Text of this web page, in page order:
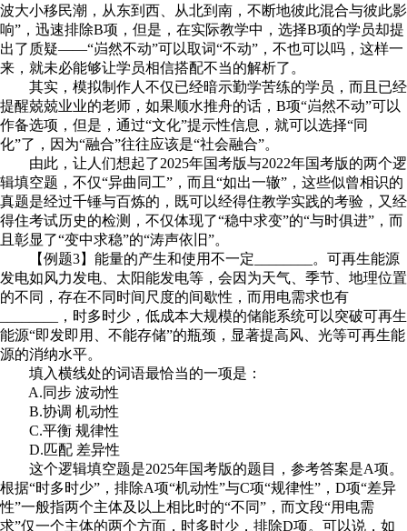
波大小移民潮，从东到西、从北到南，不断地彼此混合与彼此影
响”，迅速排除B项，但是，在实际教学中，选择B项的学员却提
出了质疑——“岿然不动”可以取词“不动”，不也可以吗，这样一
来，就未必能够让学员相信搭配不当的解析了。
其实，模拟制作人不仅已经暗示勤学苦练的学员，而且已经
提醒兢兢业业的老师，如果顺水推舟的话，B项“岿然不动”可以
作备选项，但是，通过“文化”提示性信息，就可以选择“同
化”了，因为“融合”往往应该是“社会融合”。
由此，让人们想起了2025年国考版与2022年国考版的两个逻
辑填空题，不仅“异曲同工”，而且“如出一辙”，这些似曾相识的
真题是经过千锤与百炼的，既可以经得住教学实践的考验，又经
得住考试历史的检测，不仅体现了“稳中求变”的“与时俱进”，而
且彰显了“变中求稳”的“涛声依旧”。
【例题3】能量的产生和使用不一定________。可再生能源
发电如风力发电、太阳能发电等，会因为天气、季节、地理位置
的不同，存在不同时间尺度的间歇性，而用电需求也有
________，时多时少，低成本大规模的储能系统可以突破可再生
能源“即发即用、不能存储”的瓶颈，显著提高风、光等可再生能
源的消纳水平。
填入横线处的词语最恰当的一项是：
A.同步 波动性
B.协调 机动性
C.平衡 规律性
D.匹配 差异性
这个逻辑填空题是2025年国考版的题目，参考答案是A项。
根据“时多时少”，排除A项“机动性”与C项“规律性”，D项“差异
性”一般指两个主体及以上相比时的“不同”，而文段“用电需
求”仅一个主体的两个方面，时多时少，排除D项。可以说，如